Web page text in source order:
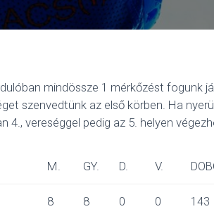
mindössze 1 mérkőzést fogunk
szenvedtünk az első körben. Ha
4., vereséggel pedig az 5. helyen
M. GY. D. V.
8 8 0 0 143